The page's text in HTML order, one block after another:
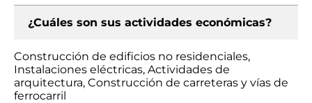
¿Cuáles son sus actividades económicas?
Construcción de edificios no residenciales,
Instalaciones eléctricas, Actividades de
arquitectura, Construcción de carreteras y vías de
ferrocarril